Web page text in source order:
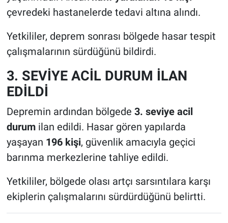
çevredeki hastanelerde tedavi altına alındı.
Yetkililer, deprem sonrası bölgede hasar tespit
çalışmalarının sürdüğünü bildirdi.
3. SEVİYE ACİL DURUM İLAN
EDİLDİ
Depremin ardından bölgede 3. seviye acil
durumilan edildi. Hasar gören yapılarda
yaşayan 196 kişi, güvenlik amacıyla geçici
barınma merkezlerine tahliye edildi.
Yetkililer, bölgede olası artçı sarsıntılara karşı
ekiplerin çalışmalarını sürdürdüğünü belirtti.